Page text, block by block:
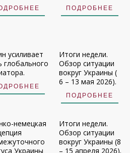
ПОДРОБНЕЕ
усиливает
глобального
Итоги недели.
Обзор ситуации
вокруг Украины (
6 – 13 мая 2026).
ПОДРОБНЕЕ
немецкая
Украины
Итоги недели.
Обзор ситуации
вокруг Украины (8
– 15 апреля 2026).